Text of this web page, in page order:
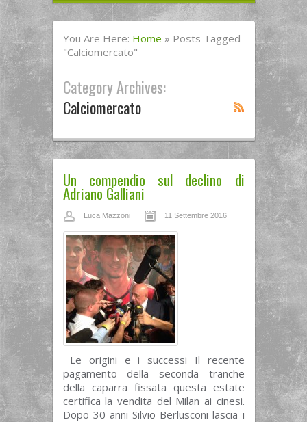
You Are Here: Home » Posts Tagged
"calciomercato"
Category Archives:
Calciomercato
Un compendio sul declino di
Adriano Galliani
Luca Mazzoni 11 Settembre 2016
Le origini e i successi Il recente
pagamento della seconda tranche
della caparra fissata questa estate
certifica la vendita del Milan ai cinesi.
Dopo 30 anni Silvio Berlusconi lascia i